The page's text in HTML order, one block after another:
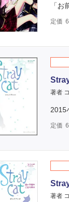
「
定価
著者
2015
定価
著者